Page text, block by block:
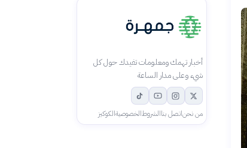
أخبار تهمك ومعلومات تفيدك حول كل
شيء وعلى مدار الساعة
من نحناتصل بناالشروطالخصوصيةالكوكيز